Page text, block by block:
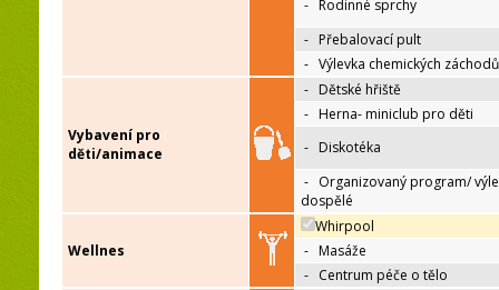
- Rodinné sprchy
- Přebalovací pult
- Výlevka chemických záchodů
Vybavení pro
děti/animace
- Dětské hřiště
- Herna- miniclub pro děti
- Diskotéka
- Organizovaný program/
dospělé
Wellnes
Whirpool
- Masáže
- Centrum péče o tělo